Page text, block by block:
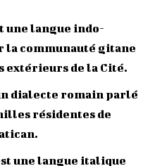
une langue indo-
la communauté gitane
extérieurs de la Cité.
dialecte romain parlé
résidentes de
une langue italique